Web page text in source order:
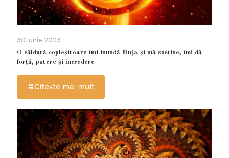
30 iunie 2023
O căldură copleșitoare îmi inundă ființa și mă susține, îmi dă
forță, putere și încredere
Citește mai mult